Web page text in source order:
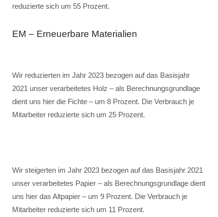
reduzierte sich um 55 Prozent.
EM – Erneuerbare Materialien
Wir reduzierten im Jahr 2023 bezogen auf das Basisjahr
2021 unser verarbeitetes Holz – als Berechnungsgrundlage
dient uns hier die Fichte – um 8 Prozent. Die Verbrauch je
Mitarbeiter reduzierte sich um 25 Prozent.
Wir steigerten im Jahr 2023 bezogen auf das Basisjahr 2021
unser verarbeitetes Papier – als Berechnungsgrundlage dient
uns hier das Altpapier – um 9 Prozent. Die Verbrauch je
Mitarbeiter reduzierte sich um 11 Prozent.